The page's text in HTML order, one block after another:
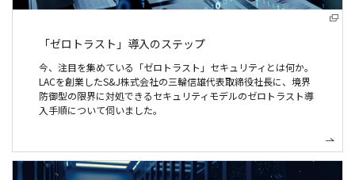
「ゼロトラスト」導入のステップ
今、注目を集めている「ゼロトラスト」セキュリティとは何か。
LACを創業したS&J株式会社の三輪信雄代表取締役社長に、境界
防御型の限界に対処できるセキュリティモデルのゼロトラスト導
入手順について伺いました。